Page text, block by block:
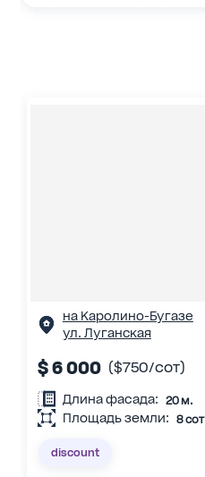
на Каролино-Бугазе
ул. Луганская
$ 6 000 ($750/сот)
Длина фасада: 20 м.
Площадь земли: 8 сот
discount